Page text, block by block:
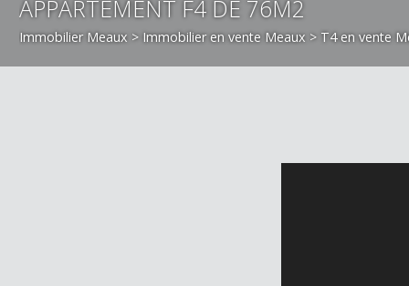
APPARTEMENT F4 DE 76M2
Immobilier Meaux >Immobilier en vente Meaux >T4 en